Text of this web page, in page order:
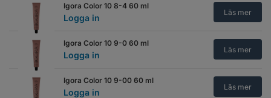
Igora Color 10 8-4 60 ml
Logga in
Läs mer
Igora Color 10 9-0 60 ml
Logga in
Läs mer
Igora Color 10 9-00 60 ml
Logga in
Läs mer